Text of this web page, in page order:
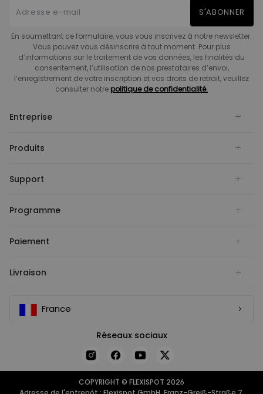
S'ABONNER
En soumettant ce formulaire, vous vous inscrivez à notre newsletter.
Vous pouvez vous désinscrire à tout moment. Pour plus
d’informations sur le traitement de vos données, les finalités du
consentement, l’utilisation de nos prestataires d’envoi,
l’enregistrement de votre inscription et vos droits de retrait, veuillez
consulter notre politique de confidentialité.
Entreprise
Produits
Support
Programme
Paiement
Livraison
France
Réseaux sociaux
COPYRIGHT © FLEXISPOT 2026